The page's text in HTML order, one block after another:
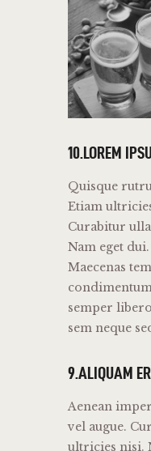
10.LOREM
Quisque
Etiam
Curabitur
Nam eget
Maecenas
semper
sem neque
9.ALIQUAM
Aenean
vel augue.
ultricies nisi.